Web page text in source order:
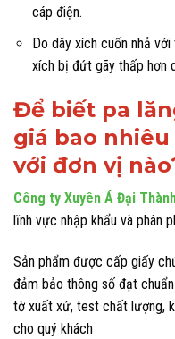
cáp điện.
Do dây xích cuốn nhả
xích bị đứt gãy thấp hơn
Để biết pa
giá bao
với đơn vị
Công ty Xuyên Á Đại
lĩnh vực nhập khẩu và phân
Sản phẩm được cấp giấy
đảm bảo thông số đạt
tờ xuất xứ, test chất lượng,
cho quý khách